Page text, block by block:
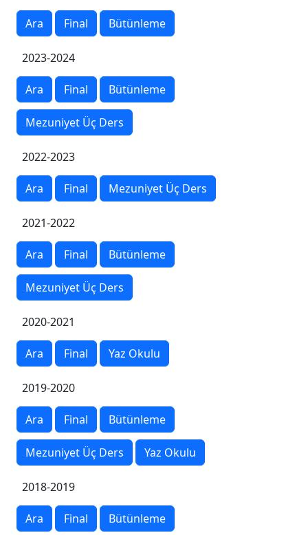
Ara Final Bütünleme
2023-2024
Ara Final Bütünleme
Mezuniyet Üç Ders
2022-2023
Ara Final Mezuniyet Üç Ders
2021-2022
Ara Final Bütünleme
Mezuniyet Üç Ders
2020-2021
Ara Final Yaz Okulu
2019-2020
Ara Final Bütünleme
Mezuniyet Üç Ders Yaz Okulu
2018-2019
Ara Final Bütünleme